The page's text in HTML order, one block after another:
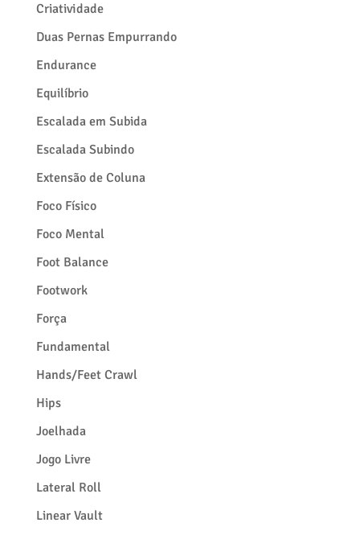
Criatividade
Duas Pernas Empurrando
Endurance
Equilíbrio
Escalada em Subida
Escalada Subindo
Extensão de Coluna
Foco Físico
Foco Mental
Foot Balance
Footwork
Força
Fundamental
Hands/Feet Crawl
Hips
Joelhada
Jogo Livre
Lateral Roll
Linear Vault